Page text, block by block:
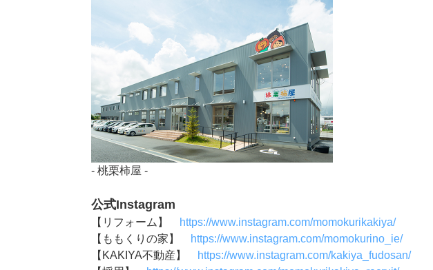
- 桃栗柿屋 -
公式Instagram
【リフォーム】
https://www.instagram.com/momokurikakiya/
【ももくりの家】
https://www.instagram.com/momokurino_ie/
【KAKIYA不動産】
https://www.instagram.com/kakiya_fudosan/